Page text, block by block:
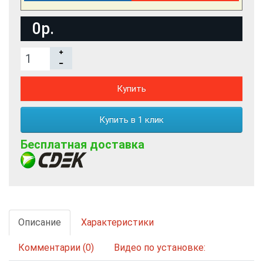
0р.
Купить
Купить в 1 клик
Бесплатная доставка
Описание Характеристики
Комментарии (0) Видео по установке: